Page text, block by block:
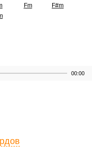
Fm
F#m
00:00